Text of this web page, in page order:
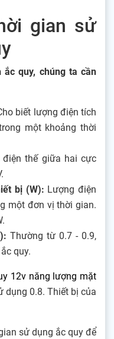
gian sử
quy, chúng ta cần
biết lượng điện tích
một khoảng thời
điện thế giữa hai cực
bị (W): Lượng điện
một đơn vị thời gian.
Thường từ 0.7 - 0.9,
quy.
12v năng lượng mặt
dụng 0.8. Thiết bị của
sử dụng ắc quy để